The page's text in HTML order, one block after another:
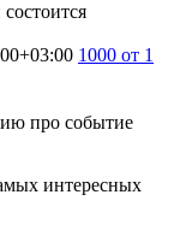
1000 от 1
про событие
интересных